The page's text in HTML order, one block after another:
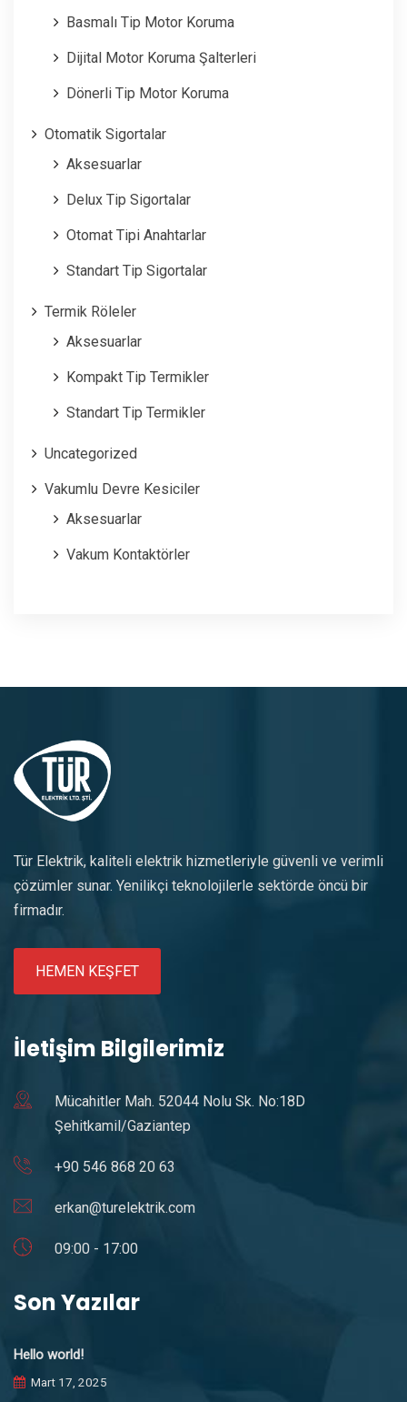
Basmalı Tip Motor Koruma
Dijital Motor Koruma Şalterleri
Dönerli Tip Motor Koruma
Otomatik Sigortalar
Aksesuarlar
Delux Tip Sigortalar
Otomat Tipi Anahtarlar
Standart Tip Sigortalar
Termik Röleler
Aksesuarlar
Kompakt Tip Termikler
Standart Tip Termikler
Uncategorized
Vakumlu Devre Kesiciler
Aksesuarlar
Vakum Kontaktörler
Tür Elektrik, kaliteli elektrik hizmetleriyle güvenli ve verimli
çözümler sunar. Yenilikçi teknolojilerle sektörde öncü bir
firmadır.
HEMEN KEŞFET
İletişim Bilgilerimiz
Mücahitler Mah. 52044 Nolu Sk. No:18D
Şehitkamil/Gaziantep
+90 546 868 20 63
erkan@turelektrik.com
09:00 - 17:00
Son Yazılar
Hello world!
Mart 17, 2025